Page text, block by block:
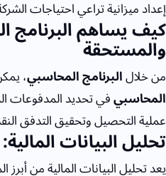
إعداد ميزانية تراعي احتياجات
كيف يساهم البرنامج
والمستحقة
من خلالالبرنامج المحاسبي،
المحاسبيفي تحديد المدفوعات
عملية التحصيل وتحقيق التدفق
تحليل البيانات
يعد تحليل البيانات المالية من أبرز